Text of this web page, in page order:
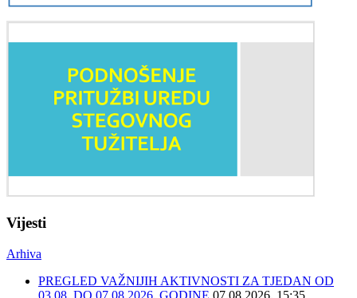
Vijesti
Arhiva
PREGLED VAŽNIJIH AKTIVNOSTI ZA TJEDAN OD